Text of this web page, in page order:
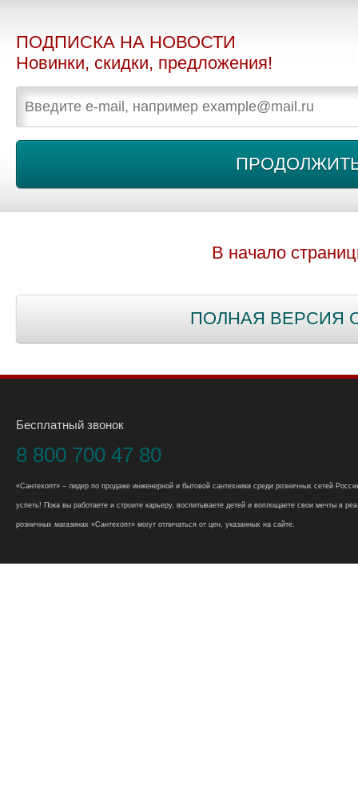
ПОДПИСКА НА НОВОСТИ
Новинки, скидки, предложения!
В начало
ПОЛНАЯ ВЕРСИЯ
Бесплатный звонок
8 800 700 47 80
«Сантехопт» – лидер по продаже инженерной и бытовой сантехники среди розничных сетей
успеть! Пока вы работаете и строите карьеру, воспитываете детей и воплощаете свои мечты в
розничных магазинах «Сантехопт» могут отличаться от цен, указанных на сайте.